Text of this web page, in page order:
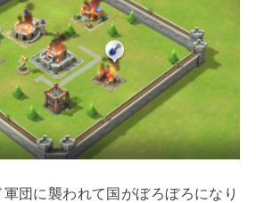
団に襲われて国がぼろぼろになり